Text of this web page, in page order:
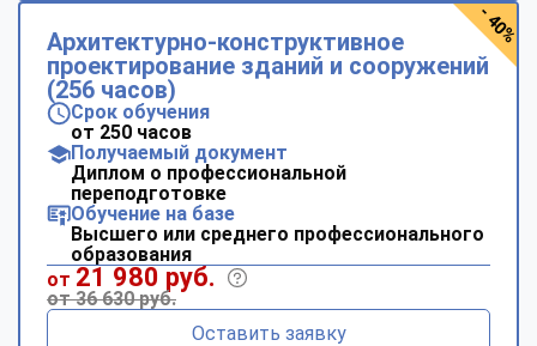
Архитектурно-конструктивное
проектирование зданий и сооружений
(256 часов)
Срок обучения
от 250 часов
Получаемый документ
Диплом о профессиональной
переподготовке
Обучение на базе
Высшего или среднего профессионального
образования
от 21 980 руб.
от 36 630 руб.
Оставить заявку
- 40%